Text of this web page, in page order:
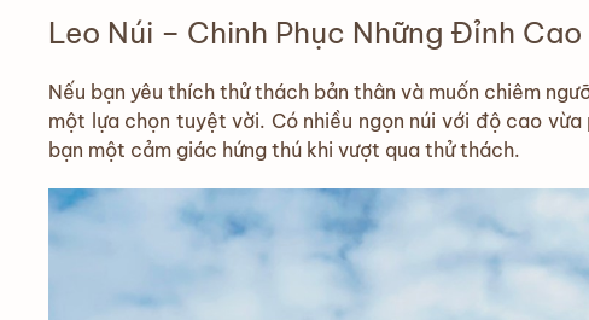
Leo Núi – Chinh Phục Những Đỉnh
Nếu bạn yêu thích thử thách bản thân và muốn chiêm
một lựa chọn tuyệt vời. Có nhiều ngọn núi với độ cao
bạn một cảm giác hứng thú khi vượt qua thử thách.